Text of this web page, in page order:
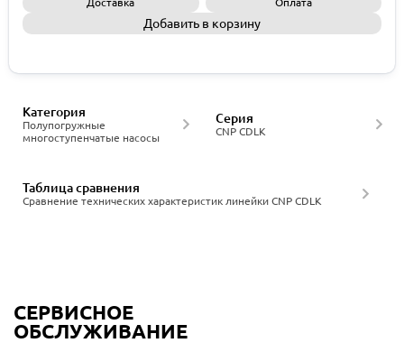
Добавить в корзину
Полупогружные
многоступенчатые насосы
Категория
CNP CDLK
Серия
Сравнение технических характеристик линейки CNP CDLK
Таблица сравнения
СЕРВИСНОЕ
ОБСЛУЖИВАНИЕ